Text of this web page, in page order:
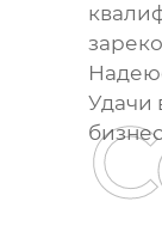
Удачи